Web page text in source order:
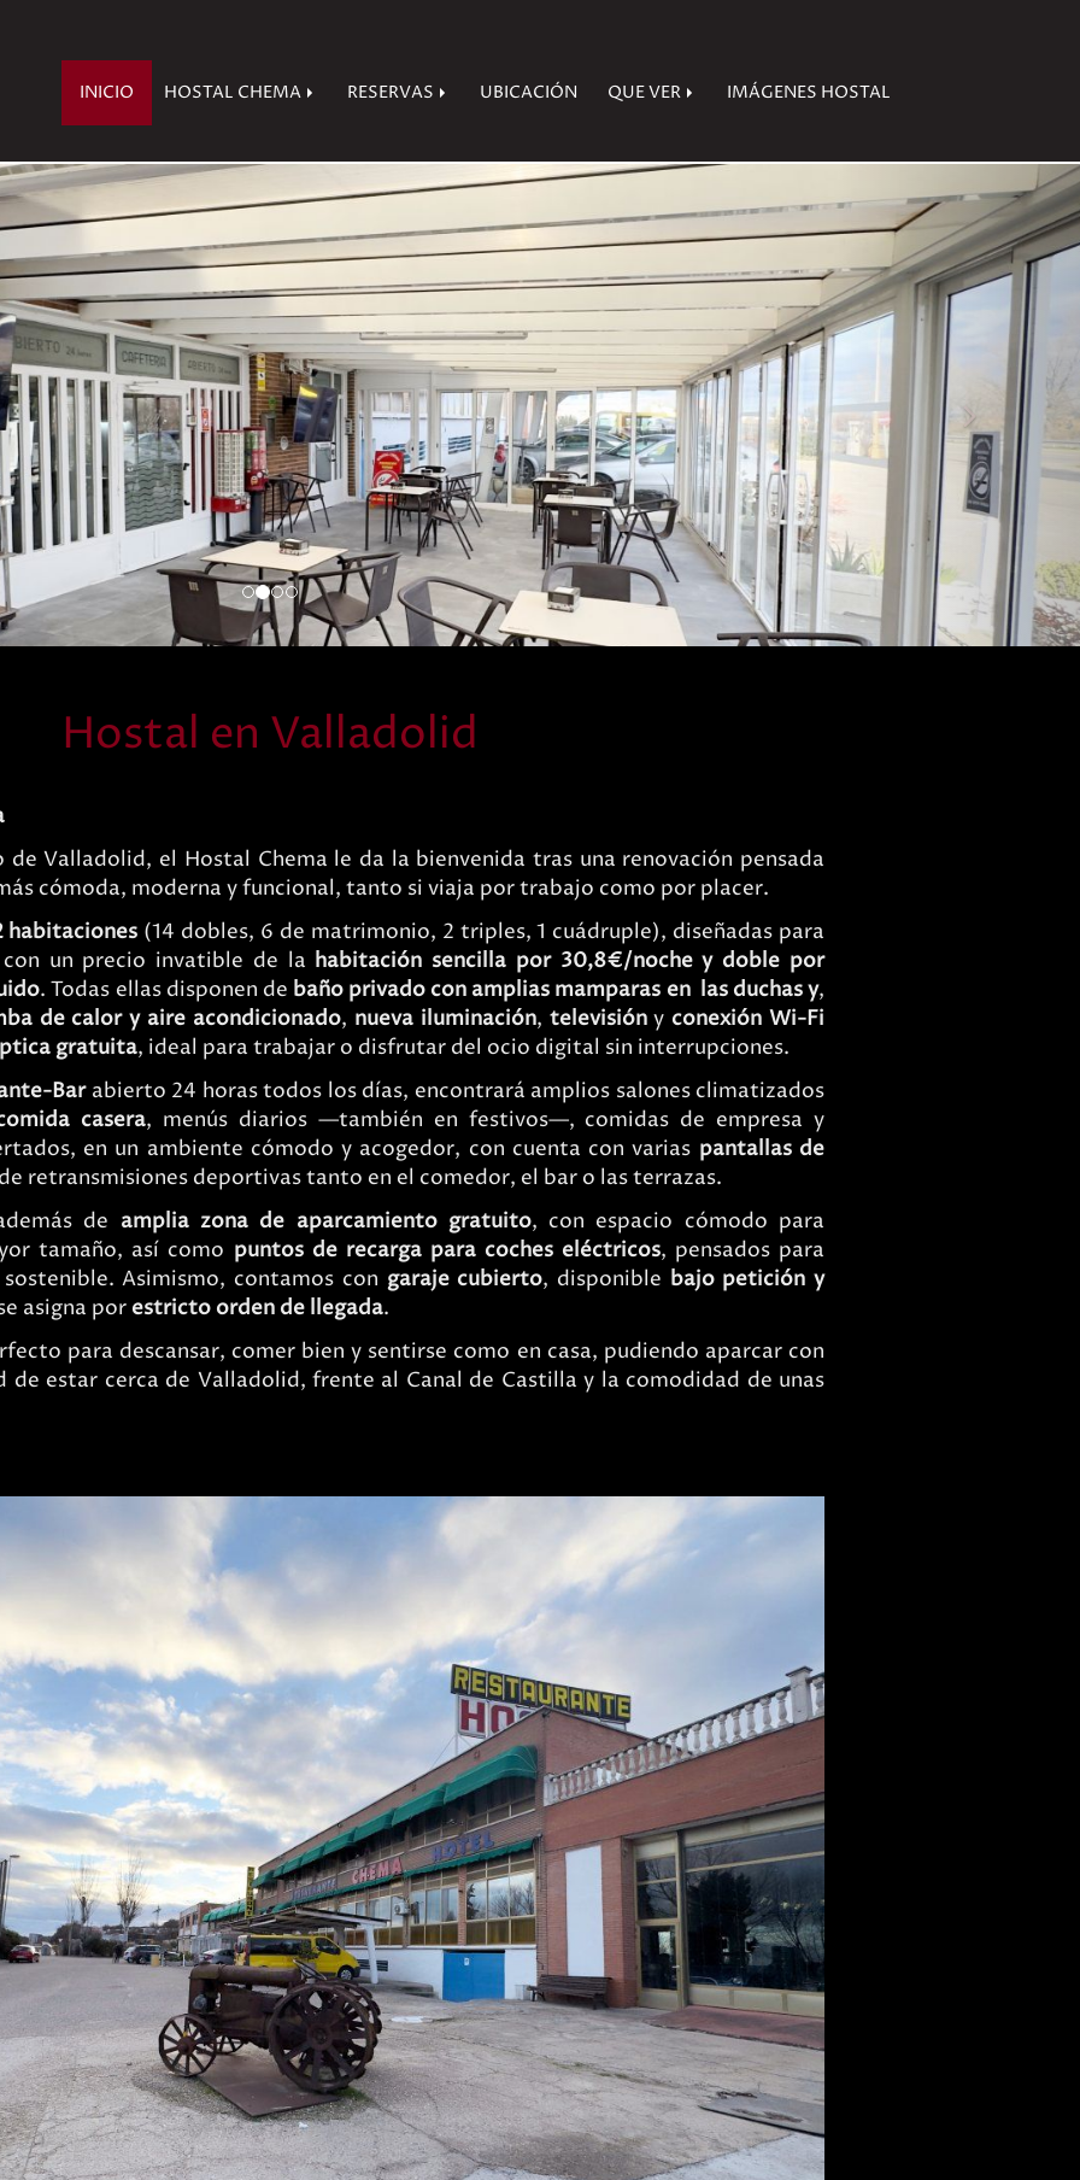
INICIO HOSTAL CHEMA RESERVAS UBICACIÓN QUE VER IMÁGENES HOSTAL
Hostal en Valladolid
Valladolid, el Hostal Chema le da la bienvenida tras una renovación pensada
cómoda, moderna y funcional, tanto si viaja por trabajo como por placer.
habitaciones (14 dobles, 6 de matrimonio, 2 triples, 1 cuádruple), diseñadas para
un precio invatible de la habitación sencilla por 30,8€/noche y doble por
. Todas ellas disponen de baño privado con amplias mamparas en las duchas y,
de calor y aire acondicionado, nueva iluminación, televisióny conexión Wi-Fi
gratuita, ideal para trabajar o disfrutar del ocio digital sin interrupciones.
Barabierto 24 horas todos los días, encontrará amplios salones climatizados
casera, menús diarios —también en festivos—, comidas de empresa y
en un ambiente cómodo y acogedor, con cuenta con varias pantallas de
retransmisiones deportivas tanto en el comedor, el bar o las terrazas.
de amplia zona de aparcamiento gratuito, con espacio cómodo para
tamaño, así como puntos de recarga para coches eléctricos, pensados para
Asimismo, contamos con garaje cubierto, disponible bajo petición y
asigna por estricto orden de llegada.
para descansar, comer bien y sentirse como en casa, pudiendo aparcar con
estar cerca de Valladolid, frente al Canal de Castilla y la comodidad de unas